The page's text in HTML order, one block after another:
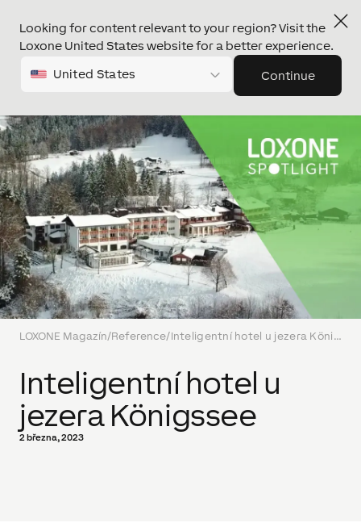
Looking for content relevant to your region? Visit the
Loxone United States website for a better experience.
United States Continue
LOXONE Magazín/Reference/ Inteligentní hotel u jezera Königssee
Inteligentní hotel u
jezera Königssee
2 března, 2023